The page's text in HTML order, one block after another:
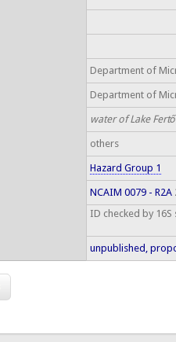
Department of
Department of
water of Lake
others
Hazard Group 1
NCAIM 0079 - R2A
ID checked by 16S
unpublished,